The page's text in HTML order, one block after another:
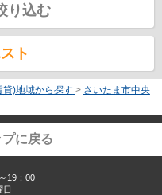
り込む
ト
貸)地域から探す > さいたま市中央
に戻る
19：00
日